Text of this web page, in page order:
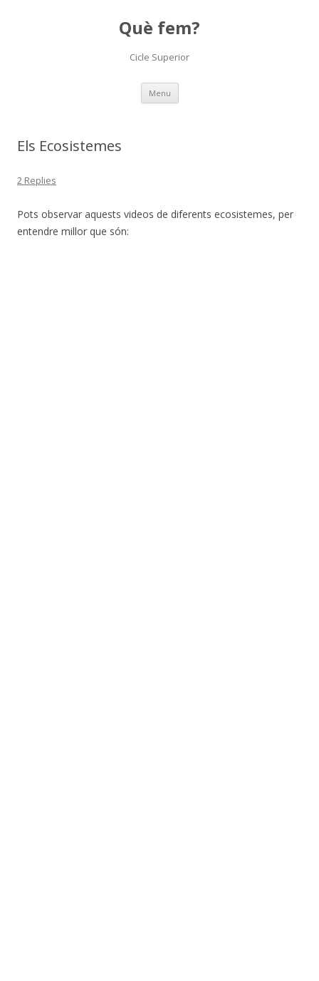
Què fem?
Cicle Superior
Menu Skip
content
Els Ecosistemes
2 Replies
Pots observar aquests videos de diferents ecosistemes, per
entendre millor que són: